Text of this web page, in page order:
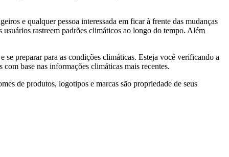
e qualquer pessoa interessada em ficar à frente das mudanças
rastreem padrões climáticos ao longo do tempo. Além
preparar para as condições climáticas. Esteja você verificando a
base nas informações climáticas mais recentes.
de produtos, logotipos e marcas são propriedade de seus